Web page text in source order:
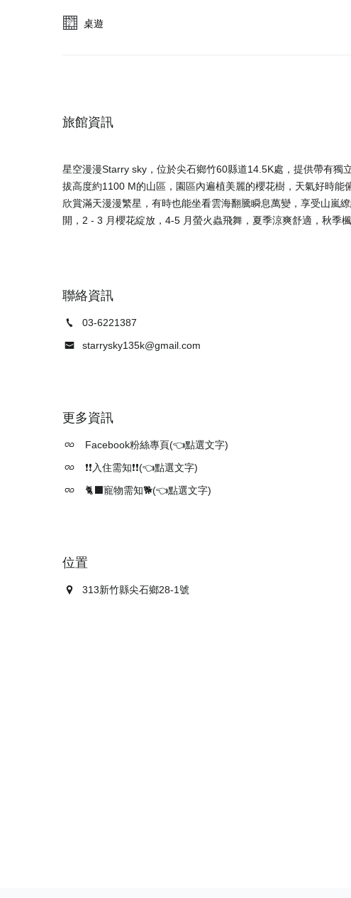
桌遊
旅館資訊
星空漫漫Starry sky，位於尖石鄉竹60縣道14.5K處，提供帶有獨
拔高度約1100 M的山區，園區內遍植美麗的櫻花樹，天氣好時
欣賞滿天漫漫繁星，有時也能坐看雲海翻騰瞬息萬變，享受山嵐
聯絡資訊
03-6221387
starrysky135k@gmail.com
更多資訊
Facebook粉絲專頁(👈點選文字)
❗❗入住需知❗❗(👈點選文字)
🐈‍⬛寵物需知🐕(👈點選文字)
位置
313新竹縣尖石鄉28-1號